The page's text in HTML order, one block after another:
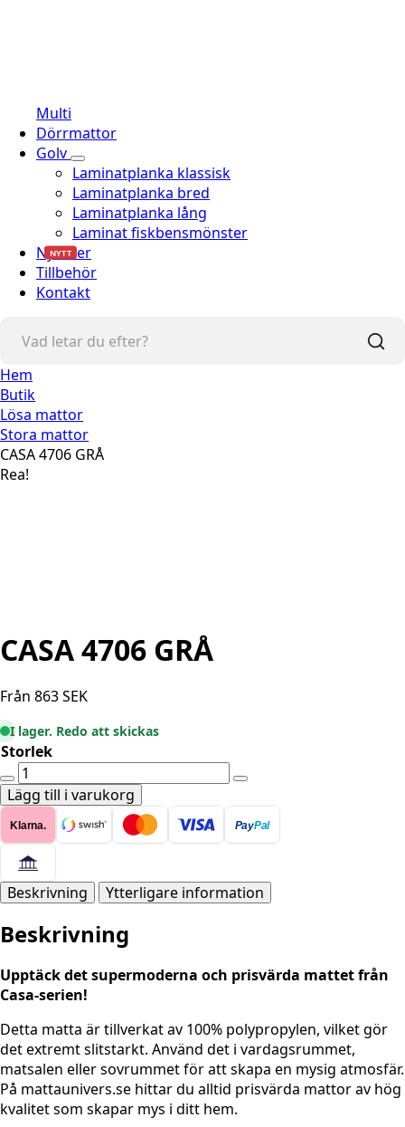
Multi
Dörrmattor
Golv
Laminatplanka klassisk
Laminatplanka bred
Laminatplanka lång
Laminat fiskbensmönster
Nyheter
NYTT
Tillbehör
Kontakt
Hem
Butik
Lösa mattor
Stora mattor
CASA 4706 GRÅ
Rea!
CASA 4706 GRÅ
Från 863SEK
I lager. Redo att skickas
Storlek
CASA
4706
GRÅ
mängd
Lägg till i varukorg
Klarna. PayPal
Beskrivning Ytterligare information
Beskrivning
Upptäck det supermoderna och prisvärda mattet från
Casa-serien!
Detta matta är tillverkat av 100% polypropylen, vilket gör
det extremt slitstarkt. Använd det i vardagsrummet,
matsalen eller sovrummet för att skapa en mysig atmosfär.
På mattaunivers.se hittar du alltid prisvärda mattor av hög
kvalitet som skapar mys i ditt hem.